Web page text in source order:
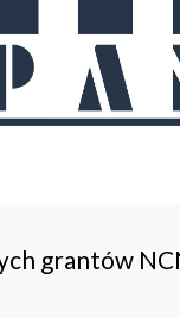
grantów